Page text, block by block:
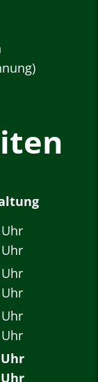
Uhr
bis 12:00
Uhr
bis 16:00
Uhr
bis 12:00
Uhr
bis 16:00
Uhr
bis 12:00
Uhr
bis 16:00
bis 12:00